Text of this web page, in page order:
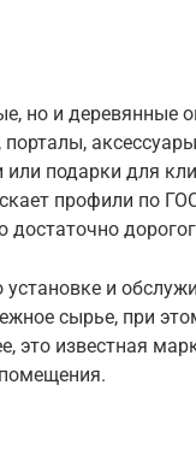
но и деревянные
подарки для
профили по
и
сырье, при
это известная